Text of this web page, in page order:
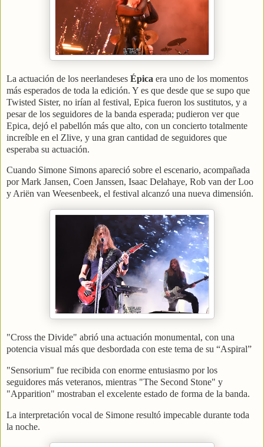
La actuación de los neerlandeses Épica era uno de los momentos
más esperados de toda la edición. Y es que desde que se supo que
Twisted Sister, no irían al festival, Epica fueron los sustitutos, y a
pesar de los seguidores de la banda esperada; pudieron ver que
Epica, dejó el pabellón más que alto, con un concierto totalmente
increíble en el Zlive, y una gran cantidad de seguidores que
esperaba su actuación.
Cuando Simone Simons apareció sobre el escenario, acompañada
por Mark Jansen, Coen Janssen, Isaac Delahaye, Rob van der Loo
y Ariën van Weesenbeek, el festival alcanzó una nueva dimensión.
"Cross the Divide" abrió una actuación monumental, con una
potencia visual más que desbordada con este tema de su “Aspiral”
"Sensorium" fue recibida con enorme entusiasmo por los
seguidores más veteranos, mientras "The Second Stone" y
"Apparition" mostraban el excelente estado de forma de la banda.
La interpretación vocal de Simone resultó impecable durante toda
la noche.